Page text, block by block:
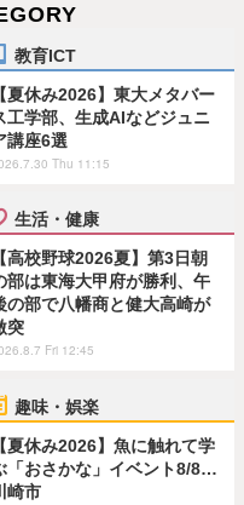
教育ICT
【夏休み2026】東大メタバー
工学部、生成AIなどジュニ
講座6選
Thu 11:15
生活・健康
【高校野球2026夏】第3日朝
部は東海大甲府が勝利、午
の部で八幡商と健大高崎が
突
Fri 12:45
趣味・娯楽
【夏休み2026】魚に触れて学
「おさかな」イベント8/8…
崎市